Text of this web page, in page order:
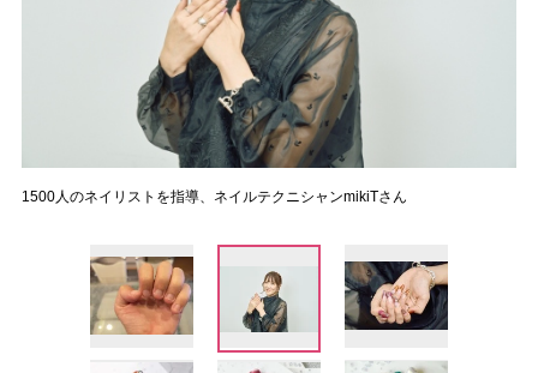
1500人のネイリストを指導、ネイルテクニシャンmikiTさん